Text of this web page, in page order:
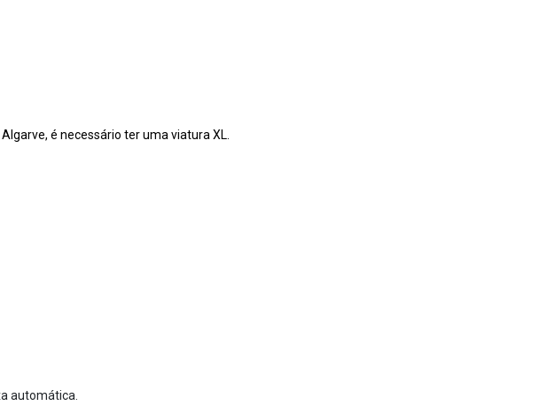
é necessário ter uma viatura XL.
automática.